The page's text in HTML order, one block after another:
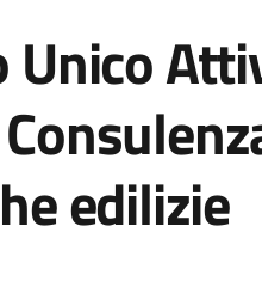
Unico
edilizie